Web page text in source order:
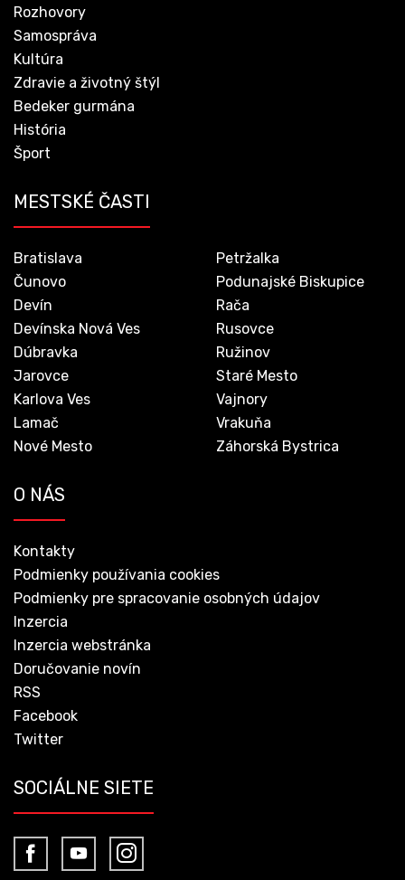
Rozhovory
Samospráva
Kultúra
Zdravie a životný štýl
Bedeker gurmána
História
Šport
MESTSKÉ ČASTI
Bratislava
Čunovo
Devín
Devínska Nová Ves
Dúbravka
Jarovce
Karlova Ves
Lamač
Nové Mesto
Petržalka
Podunajské Biskupice
Rača
Rusovce
Ružinov
Staré Mesto
Vajnory
Vrakuňa
Záhorská Bystrica
O NÁS
Kontakty
Podmienky používania cookies
Podmienky pre spracovanie osobných údajov
Inzercia
Inzercia webstránka
Doručovanie novín
RSS
Facebook
Twitter
SOCIÁLNE SIETE